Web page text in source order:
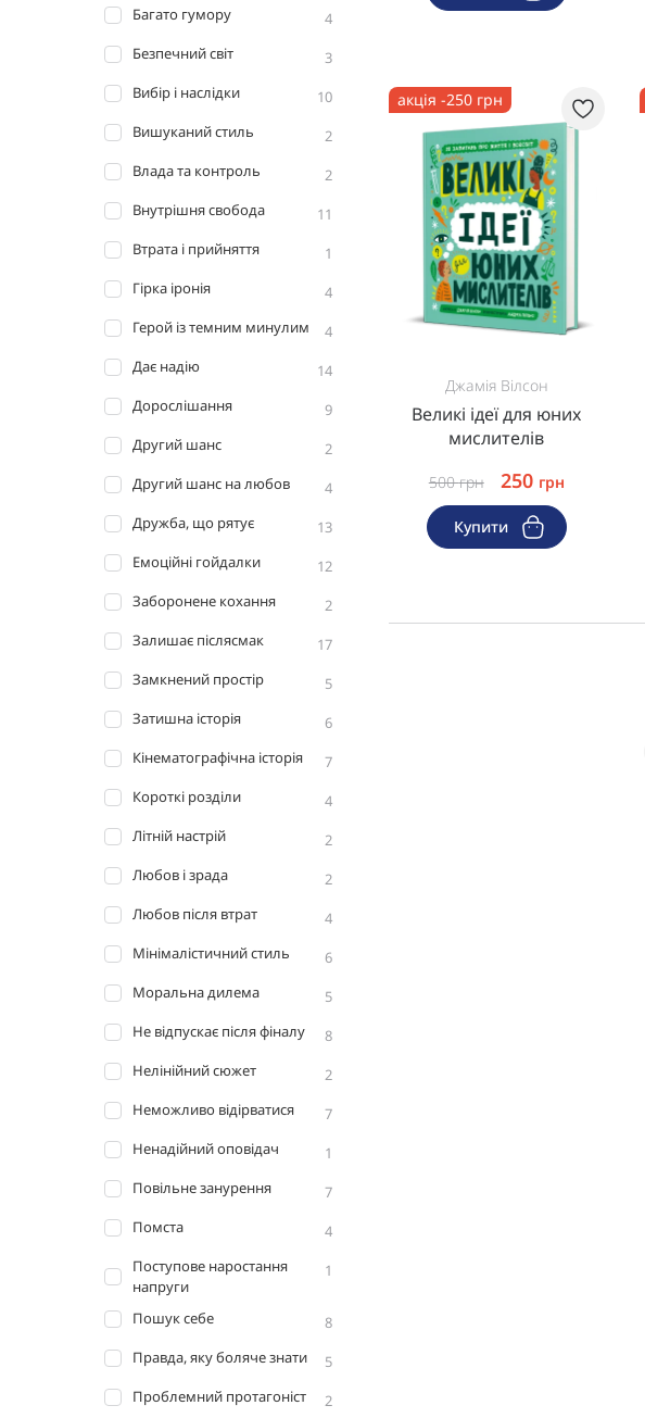
Багато гумору
4
Безпечний світ
3
Вибір і наслідки
10
Вишуканий стиль
2
Влада та контроль
2
Внутрішня свобода
11
Втрата і прийняття
1
Гірка іронія
4
Герой із темним минулим
4
Дає надію
14
Дорослішання
9
Другий шанс
2
Другий шанс на любов
4
Дружба, що рятує
13
Емоційні гойдалки
12
Заборонене кохання
2
Залишає післясмак
17
Замкнений простір
5
Затишна історія
6
Кінематографічна історія
7
Короткі розділи
4
Літній настрій
2
Любов і зрада
2
Любов після втрат
4
Мінімалістичний стиль
6
Моральна дилема
5
Не відпускає після фіналу
8
Нелінійний сюжет
2
Неможливо відірватися
7
Ненадійний оповідач
1
Повільне занурення
7
Помста
4
Поступове наростання
напруги
1
Пошук себе
8
Правда, яку боляче знати
5
Проблемний протагоніст
2
акція -250 грн
Джамія Вілсон
Великі ідеї для юних
мислителів
500грн 250 грн
Купити